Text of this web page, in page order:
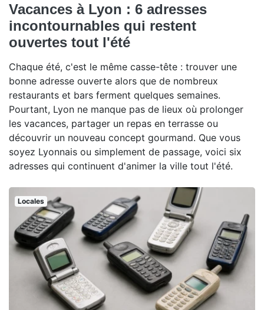
Vacances à Lyon : 6 adresses
incontournables qui restent
ouvertes tout l'été
Chaque été, c'est le même casse-tête : trouver une
bonne adresse ouverte alors que de nombreux
restaurants et bars ferment quelques semaines.
Pourtant, Lyon ne manque pas de lieux où prolonger
les vacances, partager un repas en terrasse ou
découvrir un nouveau concept gourmand. Que vous
soyez Lyonnais ou simplement de passage, voici six
adresses qui continuent d'animer la ville tout l'été.
Locales